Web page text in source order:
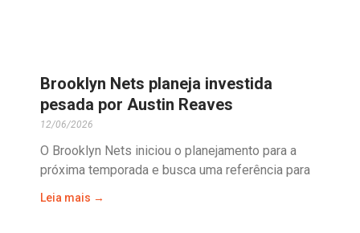
Brooklyn Nets planeja investida
pesada por Austin Reaves
12/06/2026
O Brooklyn Nets iniciou o planejamento para a
próxima temporada e busca uma referência para
Leia mais →